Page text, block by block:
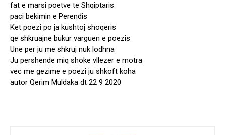
fat e marsi poetve te Shqiptaris
paci bekimin e Perendis
Ket poezi po ja kushtoj shoqeris
qe shkruajne bukur varguen e poezis
Une per ju me shkruj nuk lodhna
Ju pershende miq shoke vllezer e motra
vec me gezime e poezi ju shkoft koha
autor Qerim Muldaka dt 22 9 2020